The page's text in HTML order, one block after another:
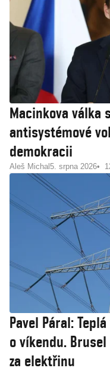
Macinkova válka
antisystémové
demokracii
Aleš Michal 5. srpna 2026
Pavel Páral:
o víkendu.
za elektřinu